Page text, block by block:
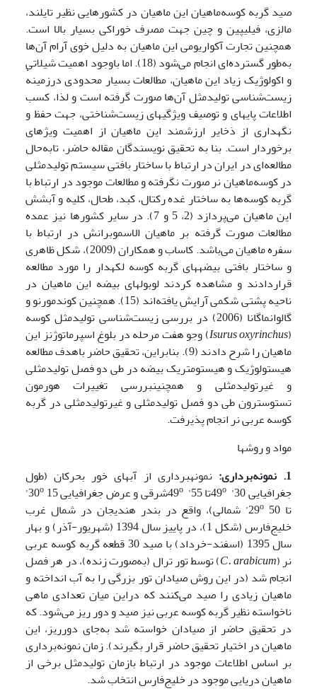
صید گربه کوسه‌ماهیان این ماهیان در کشورهایی نظیر تایلند،
مالزی، فیلیپین و چین جهت مصرف خوراکی بسیار بالا است.
همچنین تجارت آکواریومی این ماهیان به دلیل خوی آرام آن‌ها
به‌طور گسترده‌ای انجام می‌شود (18). اما باوجود اهمیت شیلاتی
و اکولوژیک زیاد این ماهیان، مطالعات بسیار محدودی درزمینهٔ
زیست‌شناسی تولیدمثل آن‌ها صورت گرفته است و لذا، کسب
اطلاعات پایه­ای و توصیف ویژگی­های زیست‌شناختی، جهت حفظ و
نگهداری از ذخایر ارزشمند این ماهیان از اهمیت ویژه­ای
برخوردار است. بنا به تحقیق نویسندگان مقاله حاضر، تابه‌حال
مطالعه‌ای در ایران در ارتباط با ساختار بافتی سیستم تولیدمثلی
در کوسه‌ماهیان نر صورت نگرفته و مطالعات موجود در ارتباط با
گربه کوسه‌ها به ساختار غده رکتال، کبد، طحال، کلیه و آبشش
این ماهیان می‌پردازد (2، 5 و 7). در سایر کشورها نیز عمده
مطالعات صورت گرفته بر ماهیان الاسموبرانش در ارتباط با
سفره ماهیان می‌باشد. کاساب و همکاران (2009)، شکل ظاهری
و ساختار بافتی بیضه­های گربه کوسه لکه­دار را مورد مطالعه
قراردادند و مشاهده کردند لوبول­های بیضه این ماهیان در
ناحیه پشتی شکمی آرایش یافته‌اند (15). همچنین کوندمورنو و
گالوانماگانا (2006) در بررسی زیست‌شناسی تولیدمثل کوسه
(
Isurus oxyrinchus) وجو هفت مرحله در بلوغ اسپرماتوژنز این
ماهیان را شرح دادند (9). بنابراین، تحقیق حاضر باهدف مطالعه
هیستولوژیک و هیستومتریک بیضه در طی دو فصل تولیدمثلی
و غیرتولیدمثلی و همچنینبررسی تغییرات هورمون
تستوسترون طی دو فصل تولیدمثلی و غیرتولیدمثلی در گربه
کوسه­ عربی نر انجام پذیرفت.
مواد و روشها
1. نمونه‌برداری:
نمونه­برداری از آب­های خور بحرکان (طول
جغرافیایی 30’ 49
o تا 55’ 49 o شرقی و عرض جغرافیایی 30 o
15’
تا 29
o
50’ شمالی)، واقع در بندر هندیجان در شمال غرب
خلیج‌فارس (شکل 1)، در پاییز سال 1394 (شهریور-آذر) و بهار
سال 1395 (اسفند-خرداد) با صید 30 قطعه گربه کوسه عربی
نر (C. arabicum) توسط تور ترال (به‌صورت زنده)، در هر فصل
انجام شد (در این روش صیادان تور بزرگی را به آب انداخته و
ماهیان زیادی را صید می‌کنند که دراین میان تعدادی ماهی
ناخواسته نظیر گربه کوسه عربی نیز صید و دور ریز می‌شود. که
در تحقیق حاضر از صیادان خواسته شد به‌جای دورریز، این
ماهیان در اختیار تحقیق حاضر قرار بگیرند). زمان نمونه‌برداری
بر اساس اطلاعات موجود در ارتباط بازمان تولیدمثل برخی از
ماهیان دریایی موجود در خلیج‌فارس انتخاب شد.